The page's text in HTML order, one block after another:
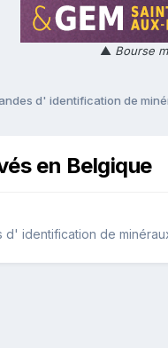
▲ Bourse
d' identification de
en Belgique
d' identification de